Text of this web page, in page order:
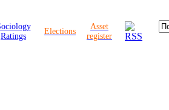
Ratings
Elections
Asset
register